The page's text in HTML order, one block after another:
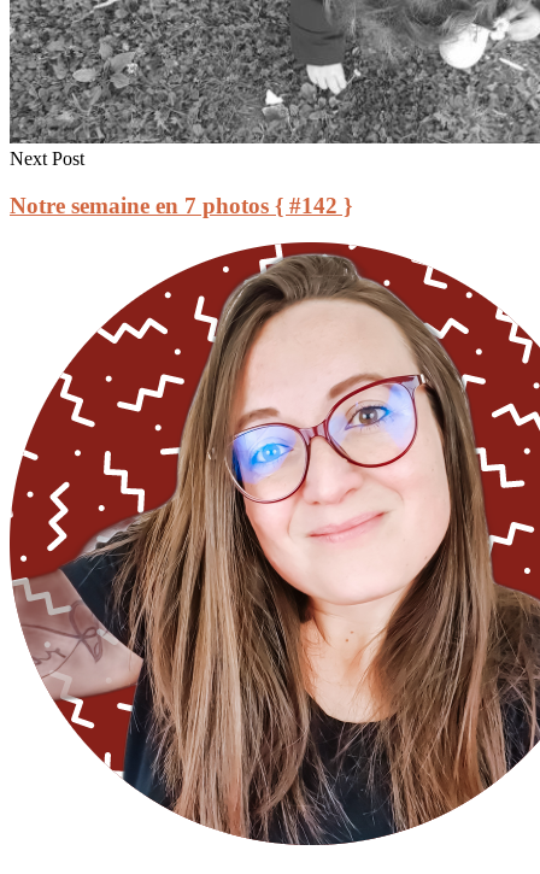
Next Post
Notre semaine en 7 photos { #142 }